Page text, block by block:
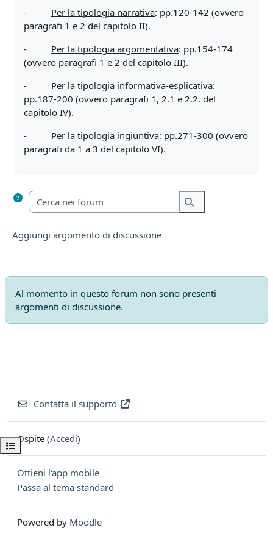
Apri indice del corso
- Per la tipologia narrativa: pp.120-142 (ovvero
paragrafi 1 e 2 del capitolo II).
- Per la tipologia argomentativa: pp.154-174
(ovvero paragrafi 1 e 2 del capitolo III).
- Per la tipologia informativa-esplicativa:
pp.187-200 (ovvero paragrafi 1, 2.1 e 2.2. del
capitolo IV).
- Per la tipologia ingiuntiva: pp.271-300 (ovvero
paragrafi da 1 a 3 del capitolo VI).
Cerca nei forum
Cerca nei forum
Aggiungi argomento di discussione
Al momento in questo forum non sono presenti
argomenti di discussione.
Contatta il supporto
Ospite (Accedi)
Ottieni l'app mobile
Passa al tema standard
Powered by Moodle